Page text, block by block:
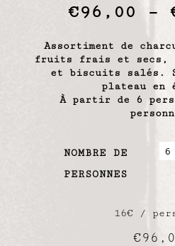
€96,00 –
Assortiment de
fruits frais et secs,
et biscuits salés.
plateau en
À partir de 6
NOMBRE DE
PERSONNES
16€ /
€